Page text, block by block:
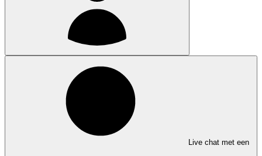
Live chat met een